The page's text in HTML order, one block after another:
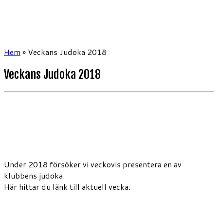
Hem » Veckans Judoka 2018
Veckans Judoka 2018
Under 2018 försöker vi veckovis presentera en av
klubbens judoka.
Här hittar du länk till aktuell vecka: